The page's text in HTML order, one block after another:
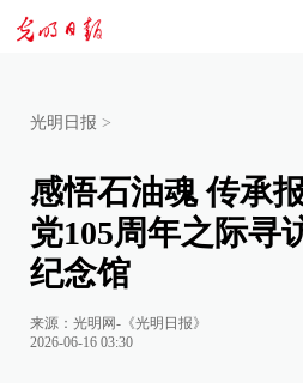
光明日报 >
感悟石油魂 传承
党105周年之际寻
纪念馆
来源： 光明网-《光明日报》
2026-06-16 03:30